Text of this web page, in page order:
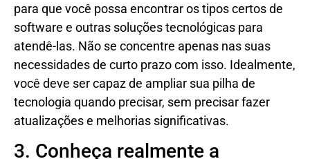
para que você possa encontrar os tipos certos de
software e outras soluções tecnológicas para
atendê-las. Não se concentre apenas nas suas
necessidades de curto prazo com isso. Idealmente,
você deve ser capaz de ampliar sua pilha de
tecnologia quando precisar, sem precisar fazer
atualizações e melhorias significativas.
3. Conheça realmente a